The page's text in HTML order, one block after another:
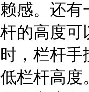
赖感。还有
杆的高度可
时，栏杆
低栏杆高度